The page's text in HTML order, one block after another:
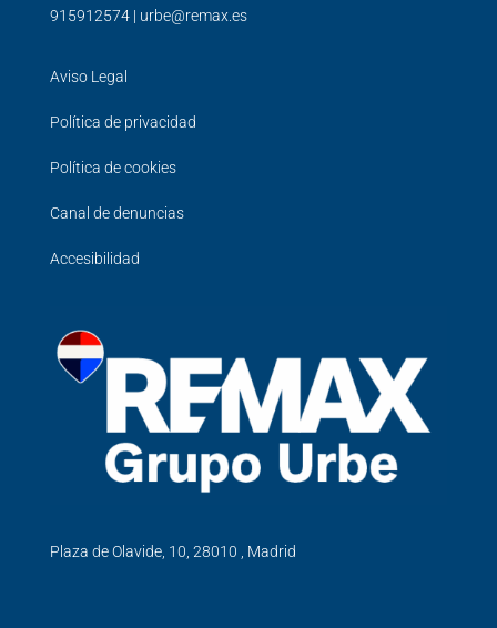
915912574 | urbe@remax.es
Aviso Legal
Política de privacidad
Política de cookies
Canal de denuncias
Accesibilidad
Plaza de Olavide, 10, 28010 , Madrid